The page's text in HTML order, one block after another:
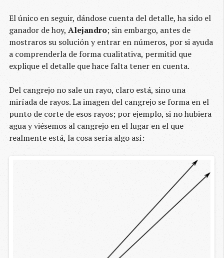
El único en seguir, dándose cuenta del detalle, ha sido el
ganador de hoy, Alejandro; sin embargo, antes de
mostraros su solución y entrar en números, por si ayuda
a comprenderla de forma cualitativa, permitid que
explique el detalle que hace falta tener en cuenta.
Del cangrejo no sale un rayo, claro está, sino una
miríada de rayos. La imagen del cangrejo se forma en el
punto de corte de esos rayos; por ejemplo, si no hubiera
agua y viésemos al cangrejo en el lugar en el que
realmente está, la cosa sería algo así: